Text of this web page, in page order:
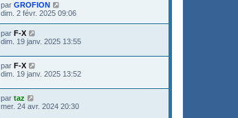
par GROFION
dim. 2 févr. 2025 09:06
par F-X
dim. 19 janv. 2025 13:55
par F-X
dim. 19 janv. 2025 13:52
par taz
mer. 24 avr. 2024 20:30